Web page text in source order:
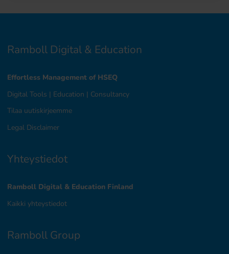
Ramboll Digital & Education
Effortless Management of HSEQ
Digital Tools | Education | Consultancy
Tilaa uutiskirjeemme
Legal Disclaimer
Yhteystiedot
Ramboll Digital & Education Finland
Kaikki yhteystiedot
Ramboll Group